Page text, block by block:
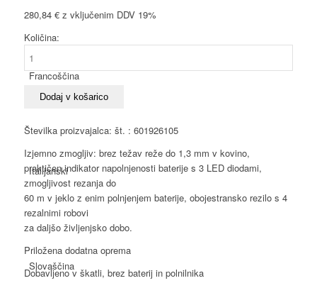
Francoščina
Italijanski
Slovaščina
280,84 €z vključenim DDV 19%
Količina:
12
akumulatorske
za
pločevino
količina
Dodaj v košarico
Številka proizvajalca: št. : 601926105
Izjemno zmogljiv: brez težav reže do 1,3 mm v kovino,
praktičen indikator napolnjenosti baterije s 3 LED diodami,
zmogljivost rezanja do
60 m v jeklo z enim polnjenjem baterije, obojestransko rezilo s 4
rezalnimi robovi
za daljšo življenjsko dobo.
Priložena dodatna oprema
Dobavljeno v škatli, brez baterij in polnilnika